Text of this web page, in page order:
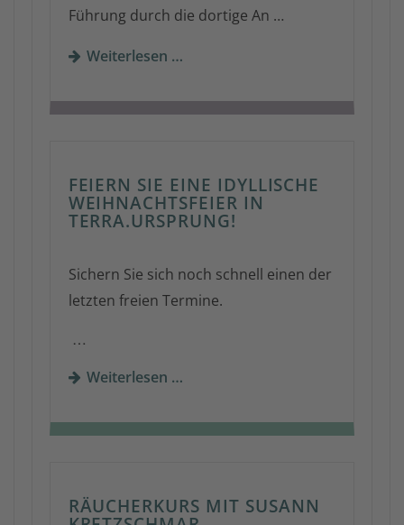
Führung durch die dortige An …
Weiterlesen …
FEIERN SIE EINE IDYLLISCHE
WEIHNACHTSFEIER IN
TERRA.URSPRUNG!
Sichern Sie sich noch schnell einen der
letzten freien Termine.
…
Weiterlesen …
RÄUCHERKURS MIT SUSANN